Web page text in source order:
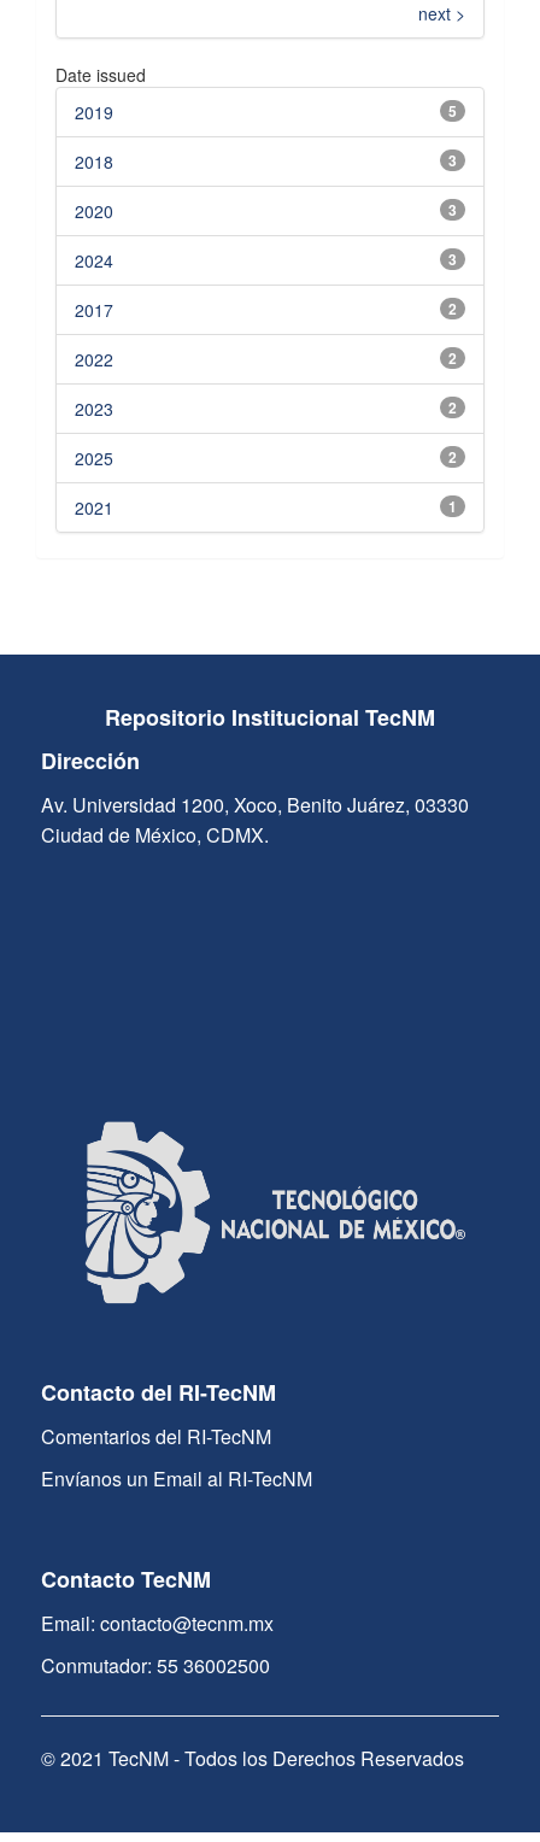
next >
Date issued
5
2019
3
2018
3
2020
3
2024
2
2017
2
2022
2
2023
2
2025
1
2021
Repositorio Institucional TecNM
Dirección
Av. Universidad 1200, Xoco, Benito Juárez, 03330
Ciudad de México, CDMX.
Contacto del RI-TecNM
Comentarios del RI-TecNM
Envíanos un Email al RI-TecNM
Contacto TecNM
Email: contacto@tecnm.mx
Conmutador: 55 36002500
© 2021 TecNM - Todos los Derechos Reservados